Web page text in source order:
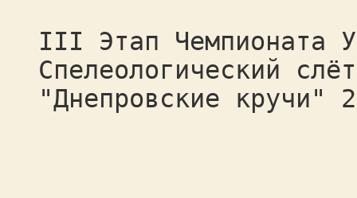
III Этап Чемпионата
Спелеологический слёт
"Днепровские